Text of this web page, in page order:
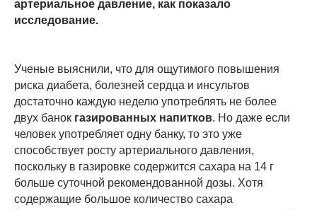
артериальное давление, как показало
исследование.
Ученые выяснили, что для ощутимого повышения
риска диабета, болезней сердца и инсультов
достаточно каждую неделю употреблять не более
двух банок газированных напитков. Но даже если
человек употребляет одну банку, то это уже
способствует росту артериального давления,
поскольку в газировке содержится сахара на 14 г
больше суточной рекомендованной дозы. Хотя
содержащие большое количество сахара